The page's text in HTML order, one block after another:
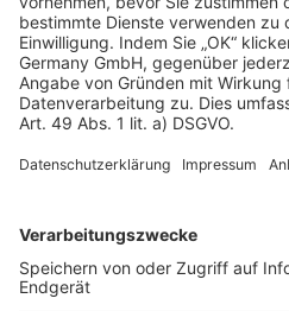
AGB-Übersicht
Datenschutz
Impressum
Services
Bauprojekt-Quiz
Häuser-Suche